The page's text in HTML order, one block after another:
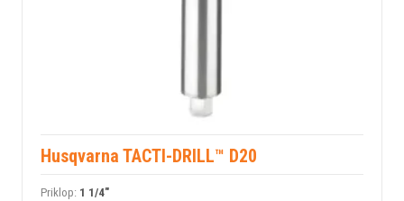
Husqvarna TACTI-DRILL™ D20
Priklop: 1 1/4"